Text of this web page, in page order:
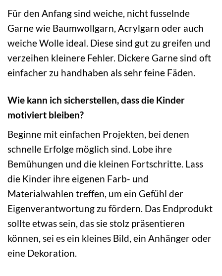
Für den Anfang sind weiche, nicht fusselnde
Garne wie Baumwollgarn, Acrylgarn oder auch
weiche Wolle ideal. Diese sind gut zu greifen und
verzeihen kleinere Fehler. Dickere Garne sind oft
einfacher zu handhaben als sehr feine Fäden.
Wie kann ich sicherstellen, dass die Kinder
motiviert bleiben?
Beginne mit einfachen Projekten, bei denen
schnelle Erfolge möglich sind. Lobe ihre
Bemühungen und die kleinen Fortschritte. Lass
die Kinder ihre eigenen Farb- und
Materialwahlen treffen, um ein Gefühl der
Eigenverantwortung zu fördern. Das Endprodukt
sollte etwas sein, das sie stolz präsentieren
können, sei es ein kleines Bild, ein Anhänger oder
eine Dekoration.